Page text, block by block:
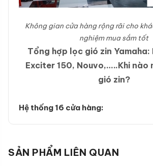
Không gian cửa hàng rộng rãi cho
nghiệm mua sắm tốt
Tổng hợp lọc gió zin Yamaha:
Exciter 150, Nouvo,…..Khi nào
gió zin?
Hệ thống 16 cửa hàng:
SẢN PHẨM LIÊN QUAN